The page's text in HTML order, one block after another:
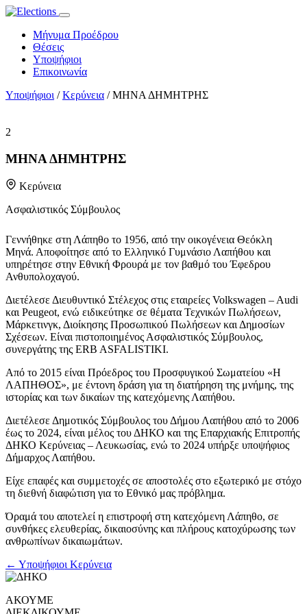
Μήνυμα Προέδρου
Θέσεις
Υποψήφιοι
Επικοινωνία
Υποψήφιοι / Κερύνεια / ΜΗΝΑ ΔΗΜΗΤΡΗΣ
2
ΜΗΝΑ ΔΗΜΗΤΡΗΣ
Κερύνεια
Ασφαλιστικός Σύμβουλος
Γεννήθηκε στη Λάπηθο το 1956, από την οικογένεια Θεόκλη
Μηνά. Αποφοίτησε από το Ελληνικό Γυμνάσιο Λαπήθου και
υπηρέτησε στην Εθνική Φρουρά με τον βαθμό του Έφεδρου
Ανθυπολοχαγού.
Διετέλεσε Διευθυντικό Στέλεχος στις εταιρείες Volkswagen – Audi
και Peugeot, ενώ ειδικεύτηκε σε θέματα Τεχνικών Πωλήσεων,
Μάρκετινγκ, Διοίκησης Προσωπικού Πωλήσεων και Δημοσίων
Σχέσεων. Είναι πιστοποιημένος Ασφαλιστικός Σύμβουλος,
συνεργάτης της ERB ASFALISTIKI.
Από το 2015 είναι Πρόεδρος του Προσφυγικού Σωματείου «Η
ΛΑΠΗΘΟΣ», με έντονη δράση για τη διατήρηση της μνήμης, της
ιστορίας και των δικαίων της κατεχόμενης Λαπήθου.
Διετέλεσε Δημοτικός Σύμβουλος του Δήμου Λαπήθου από το 2006
έως το 2024, είναι μέλος του ΔΗΚΟ και της Επαρχιακής Επιτροπής
ΔΗΚΟ Κερύνειας – Λευκωσίας, ενώ το 2024 υπήρξε υποψήφιος
Δήμαρχος Λαπήθου.
Είχε επαφές και συμμετοχές σε αποστολές στο εξωτερικό με στόχο
τη διεθνή διαφώτιση για το Εθνικό μας πρόβλημα.
Όραμά του αποτελεί η επιστροφή στη κατεχόμενη Λάπηθο, σε
συνθήκες ελευθερίας, δικαιοσύνης και πλήρους κατοχύρωσης των
ανθρωπίνων δικαιωμάτων.
← Υποψήφιοι Κερύνεια
ΑΚΟΥΜΕ